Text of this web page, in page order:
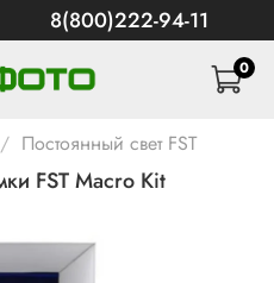
8(800)222-94-11
0
Постоянный свет FST
FST Macro Kit